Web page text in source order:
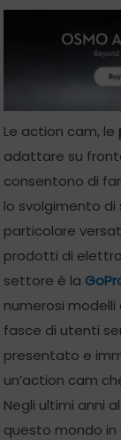
Le action cam, le
adattare su
consentono di
lo svolgimento
particolare
prodotti di
settore è la
numerosi
fasce di utenti
presentato e
un’action cam
Negli ultimi anni
questo mondo in